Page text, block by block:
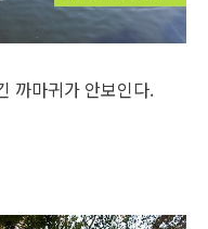
까마귀가 안보인다.